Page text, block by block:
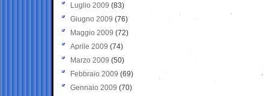
Luglio 2009 (83)
Giugno 2009 (76)
Maggio 2009 (72)
Aprile 2009 (74)
Marzo 2009 (50)
Febbraio 2009 (69)
Gennaio 2009 (70)